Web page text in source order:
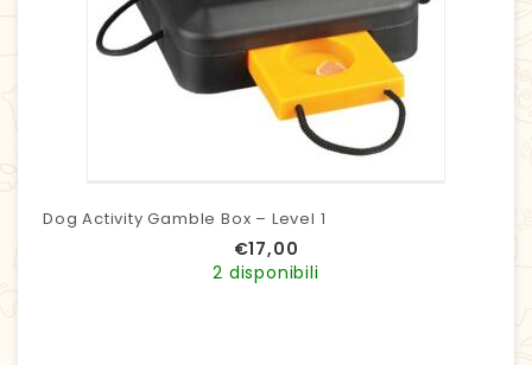
Dog Activity Gamble Box – Level 1
€17,00
2 disponibili